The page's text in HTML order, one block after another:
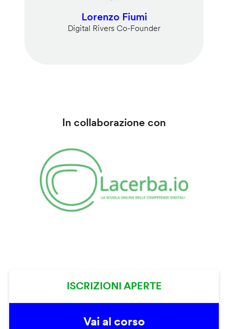
Lorenzo Fiumi
Digital Rivers Co-Founder
In collaborazione con
ISCRIZIONI APERTE
Vai al corso